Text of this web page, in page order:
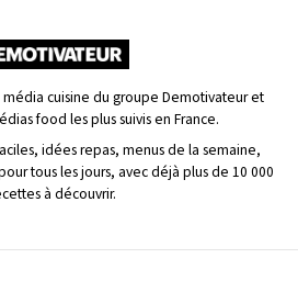
cuisine du groupe Demotivateur et
food les plus suivis en France.
idées repas, menus de la semaine,
tous les jours, avec déjà plus de 10 000
à découvrir.